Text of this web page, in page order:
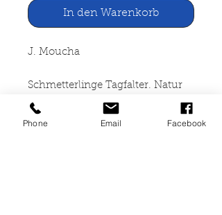
In den Warenkorb
J. Moucha
Schmetterlinge Tagfalter. Natur
in Farbe
Phone Email Facebook